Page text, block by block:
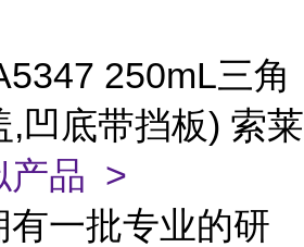
250mL三角
,凹底带挡板) 索莱
产品 >
有一批专业的研